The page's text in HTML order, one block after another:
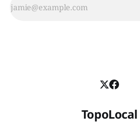
TopoLocal